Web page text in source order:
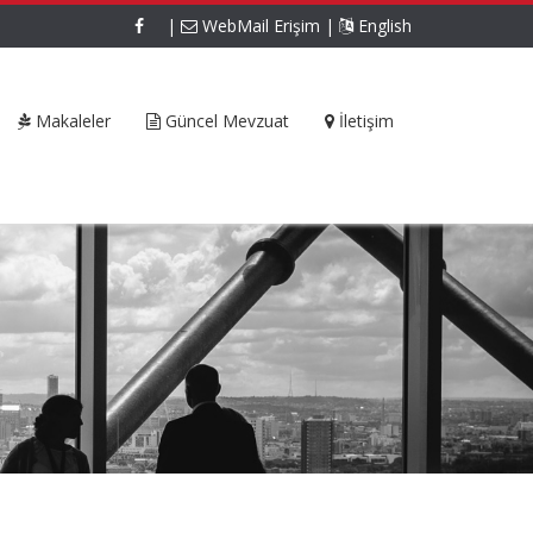
| WebMail Erişim | English
Makaleler Güncel Mevzuat İletişim